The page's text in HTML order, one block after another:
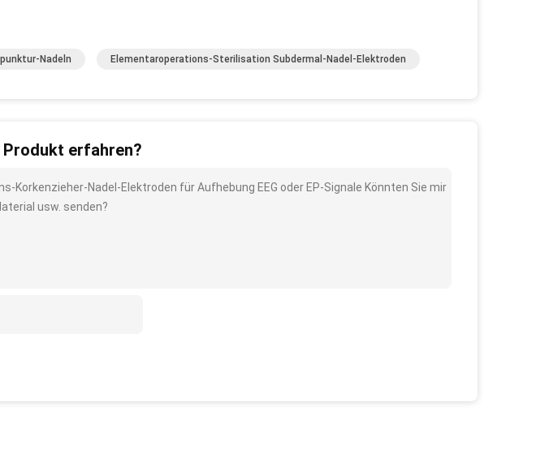
Nadeln Elementaroperations-Sterilisation Subdermal-Nadel-Elektroden
Produkt erfahren?
Korkenzieher-Nadel-Elektroden für Aufhebung EEG oder EP-Signale Könnten Sie mir
usw. senden?